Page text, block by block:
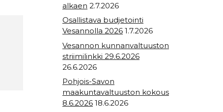
alkaen 2.7.2026
Osallistava budjetointi
Vesannolla 2026 1.7.2026
Vesannon kunnanvaltuuston
striimilinkki 29.6.2026
26.6.2026
Pohjois-Savon
maakuntavaltuuston kokous
8.6.2026 18.6.2026